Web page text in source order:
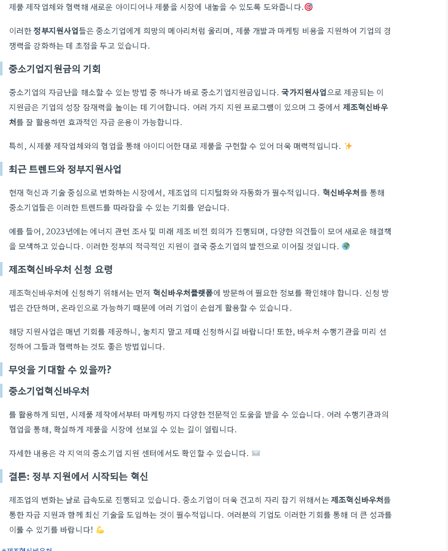
제품 제작업체와 협력해 새로운 아이디어나 제품을 시장에 내놓을 수 있도록 도와줍니다.
이러한정부지원사업들은 중소기업에게 희망의 메아리처럼 울리며, 제품 개발과 마케팅 비용을 지원하여 기업의 경
쟁력을 강화하는 데 초점을 두고 있습니다.
중소기업지원금의 기회
중소기업의 자금난을 해소할 수 있는 방법 중 하나가 바로 중소기업지원금입니다.국가지원사업으로 제공되는 이
지원금은 기업의 성장 잠재력을 높이는 데 기여합니다. 여러 가지 지원 프로그램이 있으며 그 중에서 제조혁신바우
처를 잘 활용하면 효과적인 자금 운용이 가능합니다.
특히, 시제품 제작업체와의 협업을 통해 아이디어한 대로 제품을 구현할 수 있어 더욱 매력적입니다.
최근 트렌드와 정부지원사업
현재 혁신과 기술 중심으로 변화하는 시장에서, 제조업의 디지털화와 자동화가 필수적입니다. 혁신바우처를 통해
중소기업들은 이러한 트렌드를 따라잡을 수 있는 기회를 얻습니다.
예를 들어, 2023년에는 에너지 관련 조사 및 미래 제조 비전 회의가 진행되며, 다양한 의견들이 모여 새로운 해결책
을 모색하고 있습니다. 이러한 정부의 적극적인 지원이 결국 중소기업의 발전으로 이어질 것입니다.
제조혁신바우처 신청 요령
제조혁신바우처에 신청하기 위해서는 먼저 혁신바우처플랫폼에 방문하여 필요한 정보를 확인해야 합니다. 신청 방
법은 간단하며, 온라인으로 가능하기 때문에 여러 기업이 손쉽게 활용할 수 있습니다.
해당 지원사업은 매년 기회를 제공하니, 놓치지 말고 제때 신청하시길 바랍니다! 또한, 바우처 수행기관을 미리 선
정하여 그들과 협력하는 것도 좋은 방법입니다.
무엇을 기대할 수 있을까?
중소기업혁신바우처
를 활용하게 되면, 시제품 제작에서부터 마케팅까지 다양한 전문적인 도움을 받을 수 있습니다. 여러 수행기관과의
협업을 통해, 확실하게 제품을 시장에 선보일 수 있는 길이 열립니다.
자세한 내용은 각 지역의 중소기업 지원 센터에서도 확인할 수 있습니다.
결론: 정부 지원에서 시작되는 혁신
제조업의 변화는 날로 급속도로 진행되고 있습니다. 중소기업이 더욱 견고히 자리 잡기 위해서는제조혁신바우처를
통한 자금 지원과 함께 최신 기술을 도입하는 것이 필수적입니다. 여러분의 기업도 이러한 기회를 통해 더 큰 성과를
이룰 수 있기를 바랍니다!